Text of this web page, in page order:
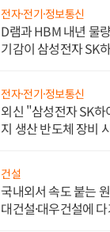
전자·전기·정보통신
D램과 HBM 내년 물
기감이 삼성전자 SK
전자·전기·정보통신
외신 "삼성전자 SK하
지 생산 반도체 장비
건설
국내외서 속도 붙는
대건설·대우건설에